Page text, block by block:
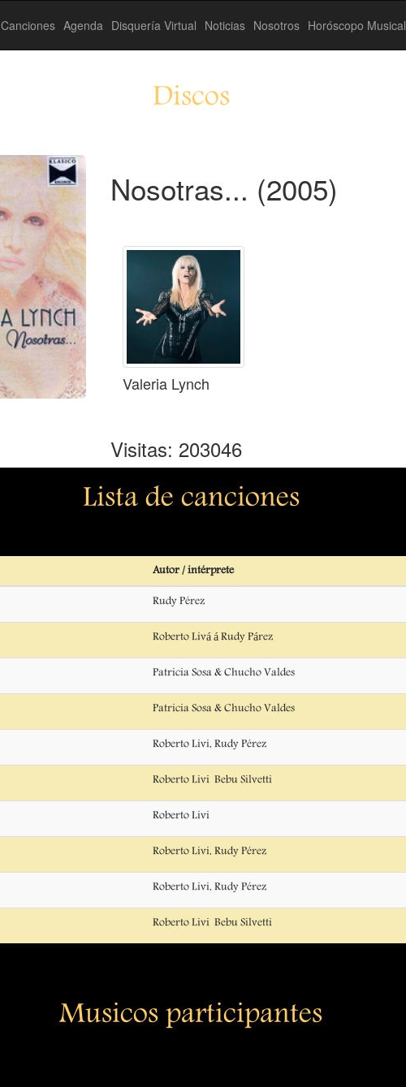
Canciones Agenda Disquería Virtual Noticias Nosotros Horóscopo Musical
Discos
Nosotras... (2005)
Valeria Lynch
Visitas: 203046
Lista de canciones
Autor / intérprete
Rudy Pérez
Roberto Livá á Rudy Párez
Patricia Sosa & Chucho Valdes
Patricia Sosa & Chucho Valdes
Roberto Livi, Rudy Pérez
Roberto Livi  Bebu Silvetti
Roberto Livi
Roberto Livi, Rudy Pérez
Roberto Livi, Rudy Pérez
Roberto Livi  Bebu Silvetti
Musicos participantes